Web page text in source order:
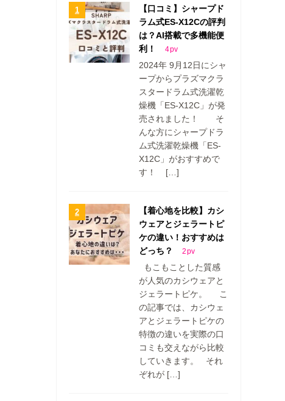
【口コミ】シャープド
ラム式ES-X12Cの評判
は？AI搭載で多機能便
利！
4pv
2024年 9月12日にシャ
ープからプラズマクラ
スタードラム式洗濯乾
燥機「ES-X12C」が発
売されました！ そ
んな方にシャープドラ
ム式洗濯乾燥機「ES-
X12C」がおすすめで
す！ […]
【着心地を比較】カシ
ウェアとジェラートピ
ケの違い！おすすめは
どっち？
2pv
もこもことした質感
が人気のカシウェアと
ジェラートピケ。 こ
の記事では、カシウェ
アとジェラートピケの
特徴の違いを実際の口
コミも交えながら比較
していきます。 それ
ぞれが […]